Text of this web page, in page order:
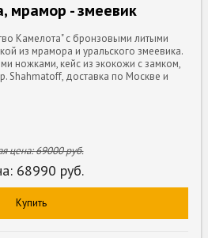
мрамор - змеевик
Камелота" с бронзовыми литыми
из мрамора и уральского змеевика.
ножками, кейс из экокожи с замком,
Shahmatoff, доставка по Москве и
цена:69000руб.
68990 руб.
Купить